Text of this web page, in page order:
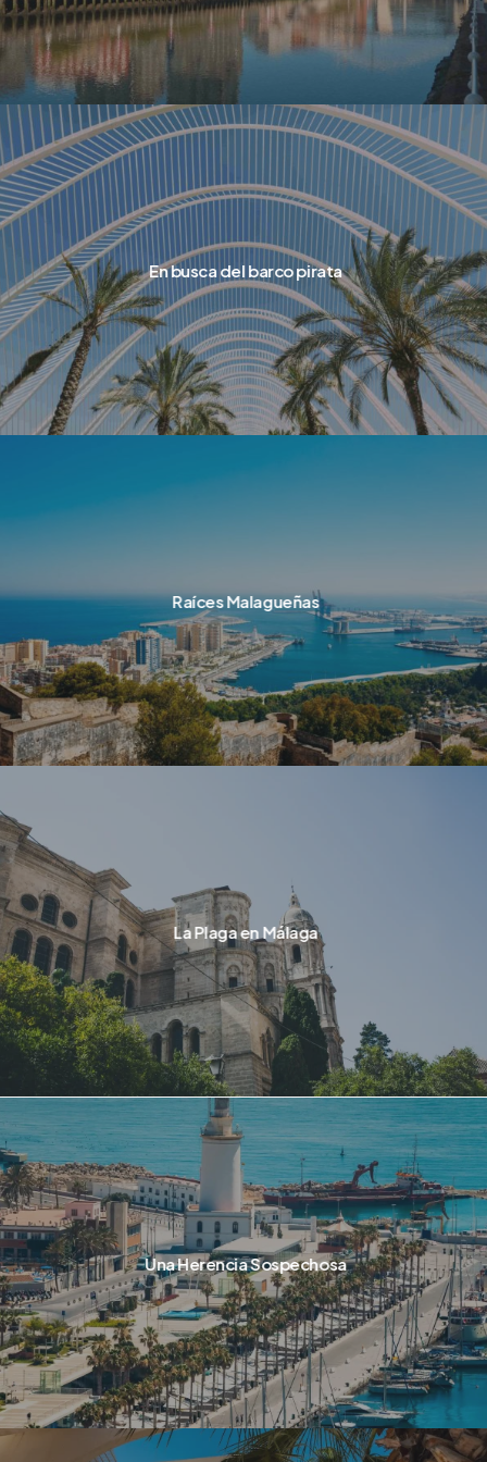
En busca del barco pirata
Raíces Malagueñas
La Plaga en Málaga
Una Herencia Sospechosa